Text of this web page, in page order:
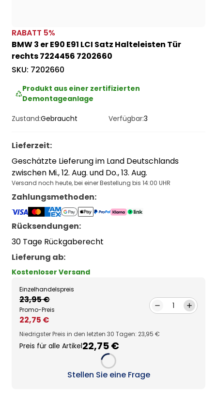
RABATT 5%
BMW 3 er E90 E91 LCI Satz Halteleisten Tür
rechts 7224456 7202660
SKU: 7202660
Produkt aus einer zertifizierten
Demontageanlage
Zustand:Gebraucht Verfügbar:3
Lieferzeit:
Geschätzte Lieferung im Land Deutschlands
zwischen Mi., 12. Aug. und Do., 13. Aug.
Versand noch heute, bei einer Bestellung bis 14:00 UHR
Zahlungsmethoden:
Rücksendungen:
30 Tage Rückgaberecht
Lieferung ab:
Kostenloser Versand
Einzelhandelspreis
23,95 €
Promo-Preis
22,75 €
1
Niedrigster Preis in den letzten 30 Tagen: 23,95 €
Preis für alle Artikel22,75 €
Loading...
Stellen Sie eine Frage